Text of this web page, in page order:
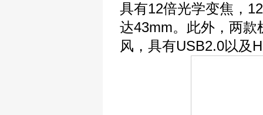
具有12倍光学变焦，
达43mm。此外，两
风，具有USB2.0以及